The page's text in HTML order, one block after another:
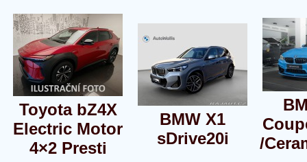
Toyota bZ4X
Electric Motor
4×2 Presti
BMW X1
sDrive20i
/